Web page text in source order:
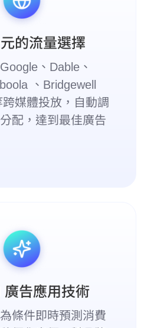
的流量選擇
、Dable、
、Bridgewell
媒體投放，自動調
配，達到最佳廣告
廣告應用技術
條件即時預測消費